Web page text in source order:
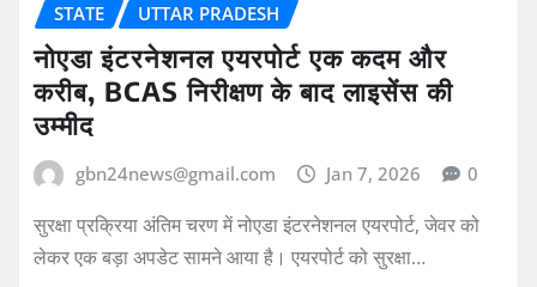
STATE UTTAR PRADESH
नोएडा इंटरनेशनल एयरपोर्ट एक कदम और
करीब, BCAS निरीक्षण के बाद लाइसेंस की
उम्मीद
gbn24news@gmail.com Jan 7, 2026 0
सुरक्षा प्रक्रिया अंतिम चरण में नोएडा इंटरनेशनल एयरपोर्ट, जेवर को
लेकर एक बड़ा अपडेट सामने आया है। एयरपोर्ट को सुरक्षा…